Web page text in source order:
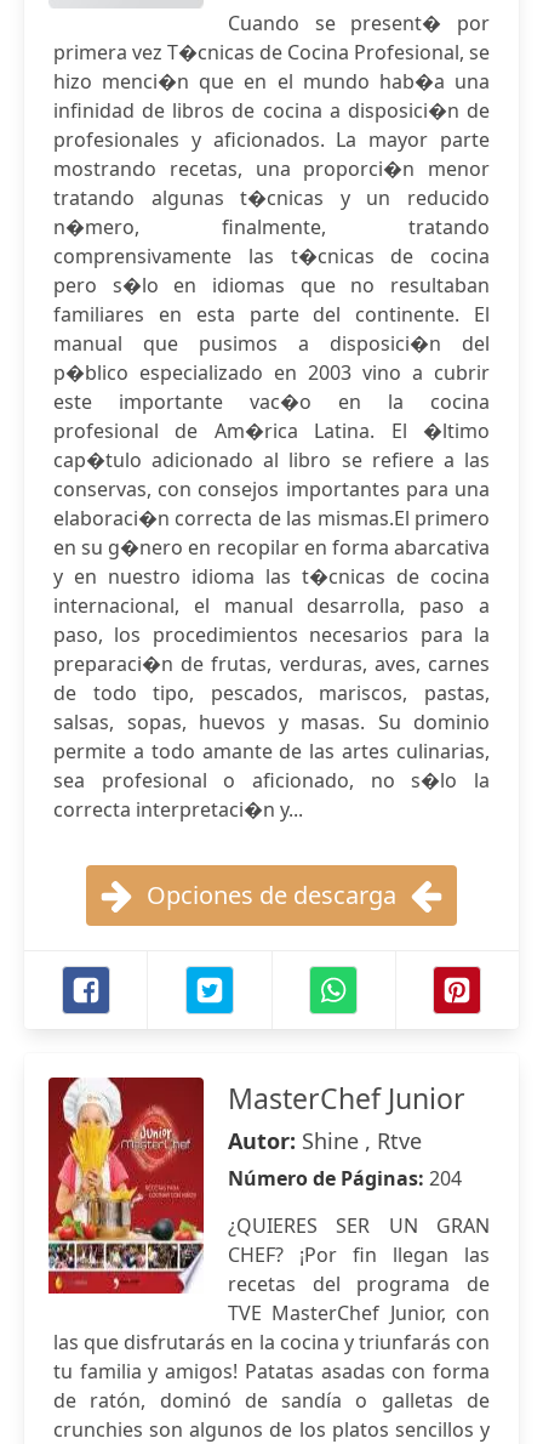
Cuando se present� por
primera vez T�cnicas de Cocina Profesional, se
hizo menci�n que en el mundo hab�a una
infinidad de libros de cocina a disposici�n de
profesionales y aficionados. La mayor parte
mostrando recetas, una proporci�n menor
tratando algunas t�cnicas y un reducido
n�mero, finalmente, tratando
comprensivamente las t�cnicas de cocina
pero s�lo en idiomas que no resultaban
familiares en esta parte del continente. El
manual que pusimos a disposici�n del
p�blico especializado en 2003 vino a cubrir
este importante vac�o en la cocina
profesional de Am�rica Latina. El �ltimo
cap�tulo adicionado al libro se refiere a las
conservas, con consejos importantes para una
elaboraci�n correcta de las mismas.El primero
en su g�nero en recopilar en forma abarcativa
y en nuestro idioma las t�cnicas de cocina
internacional, el manual desarrolla, paso a
paso, los procedimientos necesarios para la
preparaci�n de frutas, verduras, aves, carnes
de todo tipo, pescados, mariscos, pastas,
salsas, sopas, huevos y masas. Su dominio
permite a todo amante de las artes culinarias,
sea profesional o aficionado, no s�lo la
correcta interpretaci�n y...
Opciones de descarga
MasterChef Junior
Autor: Shine , Rtve
Número de Páginas: 204
¿QUIERES SER UN GRAN
CHEF? ¡Por fin llegan las
recetas del programa de
TVE MasterChef Junior, con
las que disfrutarás en la cocina y triunfarás con
tu familia y amigos! Patatas asadas con forma
de ratón, dominó de sandía o galletas de
crunchies son algunos de los platos sencillos y